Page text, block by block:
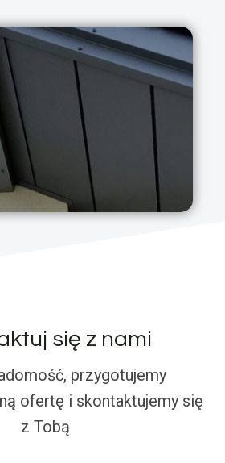
się z nami
przygotujemy
ofertę i skontaktujemy się
z Tobą